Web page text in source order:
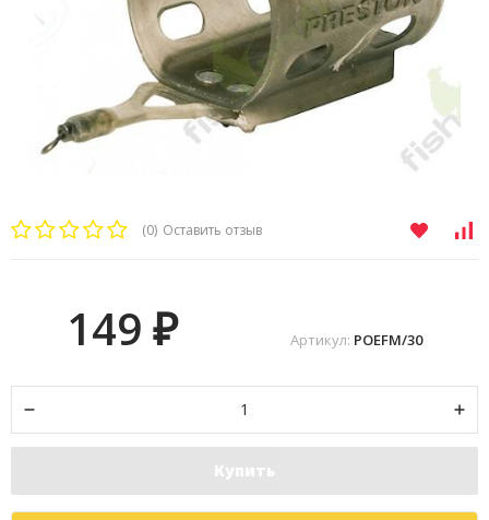
(0) Оставить отзыв
Артикул: POEFM/30
149 ₽
Купить